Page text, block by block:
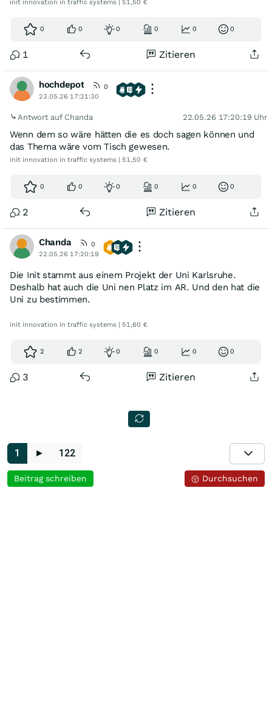
init innovation in traffic systems | 51,50 €
0 0 0 0 0 0
1 Zitieren
hochdepot
0
23.05.26 17:21:30
Antwort auf Chanda 22.05.26 17:20:19 Uhr
Wenn dem so wäre hätten die es doch sagen können und
das Thema wäre vom Tisch gewesen.
init innovation in traffic systems | 51,50 €
0 0 0 0 0 0
2 Zitieren
Chanda
0
22.05.26 17:20:19
Die Init stammt aus einem Projekt der Uni Karlsruhe.
Deshalb hat auch die Uni nen Platz im AR. Und den hat die
Uni zu bestimmen.
init innovation in traffic systems | 51,60 €
2 2 0 0 0 0
3 Zitieren
1 ► 122
Durchsuchen
Beitrag schreiben